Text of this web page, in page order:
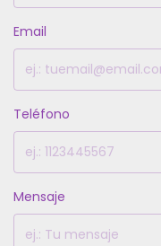
Email
Teléfono
Mensaje